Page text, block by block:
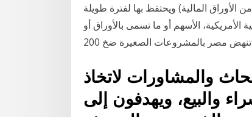
المالية) ويحتفظ بها لفترة طويلة
الأسهم أو ما تسمى بالأوراق أو
مصر بالمشروعات الصغيرة ضخ 200
والمشاورات لاتخاذ
والبيع، ويهدفون إلى